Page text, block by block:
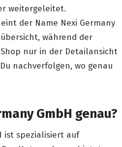
weitergeleitet.
der Name Nexi Germany
während der
nur in der Detailansicht
nachverfolgen, wo genau
GmbH genau?
ist spezialisiert auf